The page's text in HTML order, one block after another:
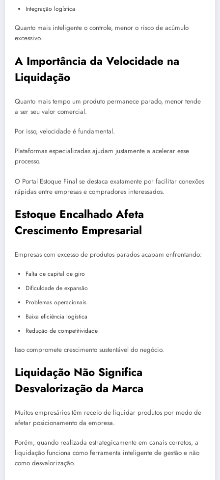
Integração logística
Quanto mais inteligente o controle, menor o risco de acúmulo
excessivo.
A Importância da Velocidade na
Liquidação
Quanto mais tempo um produto permanece parado, menor tende
a ser seu valor comercial.
Por isso, velocidade é fundamental.
Plataformas especializadas ajudam justamente a acelerar esse
processo.
O Portal Estoque Final se destaca exatamente por facilitar conexões
rápidas entre empresas e compradores interessados.
Estoque Encalhado Afeta
Crescimento Empresarial
Empresas com excesso de produtos parados acabam enfrentando:
Falta de capital de giro
Dificuldade de expansão
Problemas operacionais
Baixa eficiência logística
Redução de competitividade
Isso compromete crescimento sustentável do negócio.
Liquidação Não Significa
Desvalorização da Marca
Muitos empresários têm receio de liquidar produtos por medo de
afetar posicionamento da empresa.
Porém, quando realizada estrategicamente em canais corretos, a
liquidação funciona como ferramenta inteligente de gestão e não
como desvalorização.